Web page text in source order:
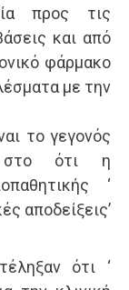
προς τις
και από
φάρμακο
με την
το γεγονός
στο ότι η
‘
αποδείξεις’
ότι ‘